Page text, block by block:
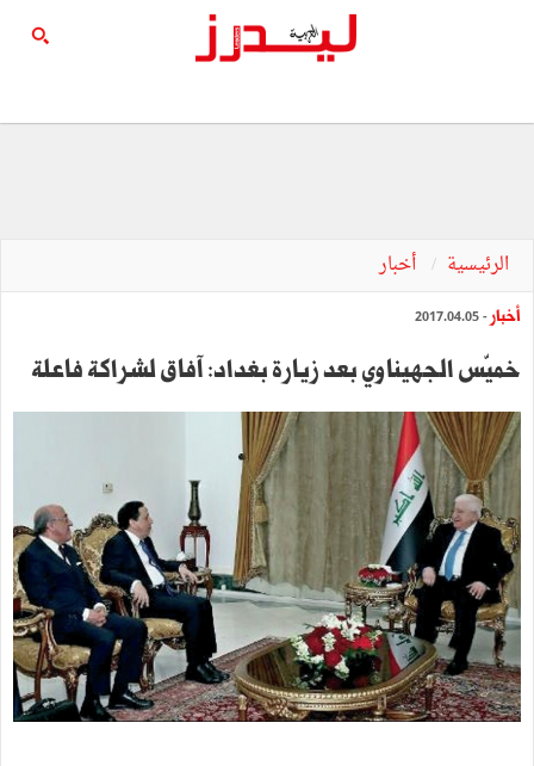
الرئيسية أخبار
أخبار - 2017.04.05
خميّس الجهيناوي بعد زيارة بغداد: آفاق لشراكة فاعلة